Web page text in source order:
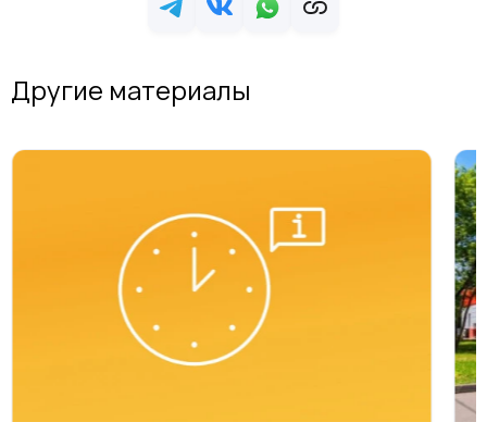
Другие материалы